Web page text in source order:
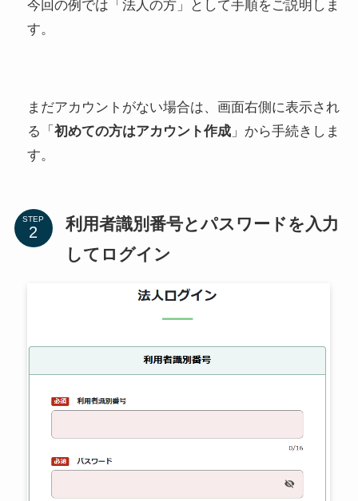
今回の例では「法人の方」として手順をご説明しま
す。
まだアカウントがない場合は、画面右側に表示され
る「 初めての方はアカウント作成」から手続きしま
す。
STEP
利用者識別番号とパスワードを入力
してログイン